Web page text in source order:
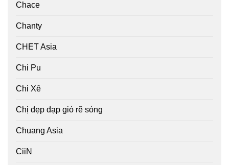
Chace
Chanty
CHET Asia
Chi Pu
Chi Xê
Chị đẹp đạp gió rẽ sóng
Chuang Asia
CiiN